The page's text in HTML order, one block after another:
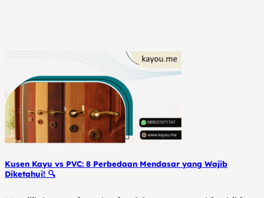
Kusen Kayu vs PVC: 8 Perbedaan Mendasar yang Wajib
Diketahui! 🔍